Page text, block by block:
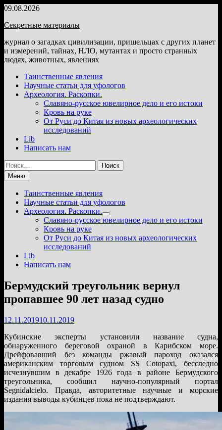
Перейти
содержимому
09.08.2026
Секретные материалы
журнал о загадках цивилизации, пришельцах с других планет
и измерений, тайнах, НЛО, мутантах и просто странных
людях, животных, явлениях
Таинственные явления
Научные статьи для уфологов
Археология. Раскопки.
Славяно-русское ювелирное дело и его истоки
Кровь на руке
От Руси до Китая из новых археологических
исследований
Lib
Написать нам
Найти:
Меню
Таинственные явления
Научные статьи для уфологов
Археология. Раскопки.
Показать
подменю
Славяно-русское ювелирное дело и его истоки
Кровь на руке
От Руси до Китая из новых археологических
исследований
Lib
Написать нам
Бермудский треугольник вернул
пропавшее 90 лет назад судно
12.11.201910.11.2019
Кубинские эксперты установили название судна,
обнаруженного береговой охраной в Карибском море.
Дрейфовавший без команды ржавый пароход оказался
американским торговым судном SS Cotopaxi, бесследно
исчезнувшим в декабре 1926 года в районе Бермудского
треугольника, сообщил научно-популярный портал
Segnidalcielo. Правда, авторитетные научные и морские
издания выводы кубинцев пока не подтверждают.